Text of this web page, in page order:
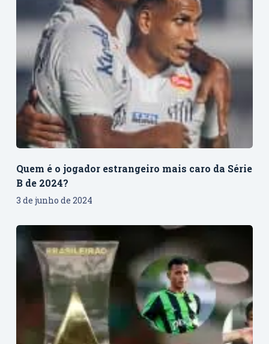
Quem é o jogador estrangeiro mais caro da Série
B de 2024?
3 de junho de 2024